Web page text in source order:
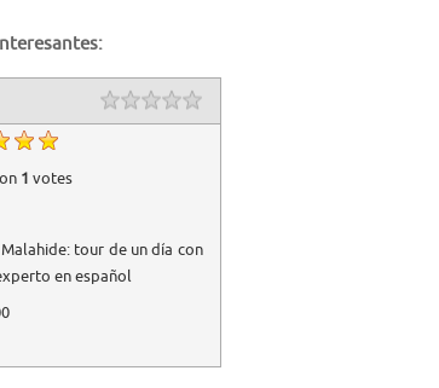
1 votes
tour de un día con
en español